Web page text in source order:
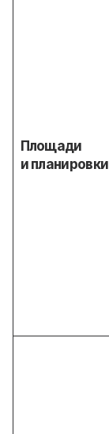
Площади
и планировки